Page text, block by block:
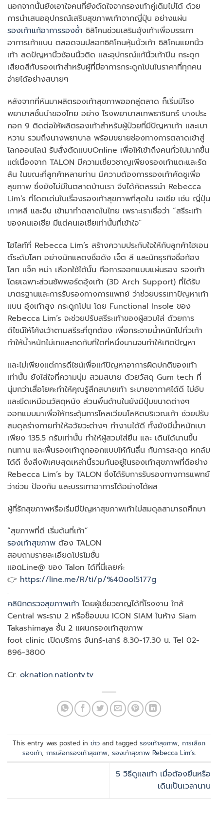
นอกจากนั้นยังเอาใจคนที่ยังตัดใจจากรองเท้าคู่เดิมไม่ได้ ด้วย
การนำเสนออุปกรณ์เสริมสุขภาพเท้าจากญี่ปุ่น อย่างแผ่น
รองเท้าแก้อาการรองช้ำ ซิลิโคนช่วยเสริมอุ้งเท้าเพื่อบรรเทา
อาการเท้าแบน ตลอดจนปลอกซิคิโคนหุ้มนิ้วเท้า ซิลิโคนแยกนิ้ว
เท้า ลดปัญหานิ้วซ้อนนิ้วติด และอุปกรณ์แก้นิ้วเท้าปีน กระดูก
เสียดสีกับรองเท้าสำหรับผู้ที่มีอาการกระดูกโปนในราคาที่ทุกคน
จ่ายได้อย่างสบายๆ
หลังจากที่หันมาผลิตรองเท้าสุขภาพออกสู่ตลาด ก็เริ่มมีโรง
พยาบาลชั้นนำของไทย อย่าง โรงพยาบาลเทพธารินทร์ บางประ
กอก 9 ติดต่อให้ผลิตรองเท้าสำหรับผู้ป่วยที่มีปัญหาเท้า และเบา
หวาน รวมถึงนางพยาบาล พร้อมขยายช่องทางการตลาดเข้าสู่
โลกออนไลน์ รับสั่งตัดแบบOnline เพื่อให้เข้าถึงคนทั่วไปมากขึ้น
แต่เนื่องจาก TALON มีความเชี่ยวชาญเพียงรองเท้าแตะและรัด
ส้น ในขณะที่ลูกค้าหลายท่าน มีความต้องการรองเท้าคัดชูเพื่อ
สุขภาพ ซึ่งยังไม่มีในตลาดบ้านเรา จึงได้คัดสรรนำ Rebecca
Lim’s ที่โดดเด่นในเรื่องรองเท้าสุขภาพที่สุดใน เอเชีย เช่น ญี่ปุ่น
เกาหลี และจีน เข้ามาทำตลาดในไทย เพราะเราเชื่อว่า “สรีระเท้า
ของคนเอเชีย มีแต่คนเอเชียเท่านั้นที่เข้าใจ”
ไฮไลท์ที่ Rebecca Lim’s สร้างความประทับใจให้กับลูกค้าไฮเอน
ด์ระดับโลก อย่างนักแสดงชื่อดัง เจ็ต ลี และนักธุรกิจชื่อก้อง
โลก แจ็ค หม่า เลือกใช้ได้นั้น คือการออกแบบแผ่นรอง รองเท้า
โดยเฉพาะส่วนซัพพอร์ตอุ้งเท้า (3D Arch Support) ที่ได้รับ
มาตรฐานและการรับรองทางการแพทย์ ว่าช่วยบรรเทาปัญหาเท้า
แบน อุ้งเท้าสูง กระดูกโปน โดย Functional Insole ของ
Rebecca Lim’s จะช่วยปรับสรีระเท้าของผู้สวมใส่ ด้วยการ
ดีไซน์ให้โค้งเว้าตามสรีระที่ถูกต้อง เพื่อกระจายน้ำหนักไปทั่วเท้า
ทำให้น้ำหนักไม่เทและกดทับที่ใดที่หนึ่งนานจนทำให้เกิดปัญหา
และไม่เพียงแต่การดีไซน์เพื่อแก้ปัญหาอาการผิดปกติของเท้า
เท่านั้น ยังใส่ใจที่ความนุ่ม สวมสบาย ด้วยวัสดุ Gum tech ที่
นุ่มกว่าเสื่อโยคะทำให้คุณรู้สึกสบายเท้า ระบายอากาศได้ดี ไม่อับ
และยึดเหมือนวัสดุหนัง ส่วนพื้นด้านในยังมีปุ่มขนาดต่างๆ
ออกแบบมาเพื่อให้กระตุ้นการไหลเวียนโลหิตบริเวณเท้า ช่วยปรับ
สมดุลร่างกายทำให้อวัยวะต่างๆ ทำงานได้ดี ทั้งยังมีน้ำหนักเบา
เพียง 135.5 กรัมเท่านั้น ทำให้ผู้สวมใส่ยืน และ เดินได้นานขึ้น
ทนทาน และพื้นรองเท้าถูกออกแบบให้กันลื่น กันการสะดุด หกล้ม
ได้ดี ซึ่งสิ่งพิเศษสุดเหล่านี้รวมกันอยู่ในรองเท้าสุขภาพที่ดีอย่าง
Rebecca Lim’s by TALON ซึ่งได้รับการรับรองทางการแพทย์
ว่าช่วย ป้องกัน และบรรเทาอาการได้อย่างได้ผล
ผู้ที่รักสุขภาพหรือเริ่มมีปัญหาสุขภาพเท้าไม่สมดุลสามารถศึกษา
“สุขภาพที่ดี เริ่มต้นที่เท้า”
รองเท้าสุขภาพ ต้อง TALON
สอบถามรายละเอียดโปรโมชั่น
แอดLine@ ของ Talon ได้ที่นี่เลยค่ะ
👉 https://line.me/R/ti/p/%40ool5177g
.
คลินิกตรวจสุขภาพเท้า โดยผู้เชี่ยวชาญได้ที่โรงงาน ใกล้
Central พระราม 2 หรือช็อบบน ICON SIAM ในห้าง Siam
Takashimaya ชั้น 2 แผนกรองเท้าสุขภาพ
foot clinic เปิดบริการ จันทร์-เสาร์ 8.30-17.30 น. Tel 02-
896-3800
Cr. oknation.nationtv.tv
This entry was posted in ข่าว and tagged รองเท้าสุขภาพ, การเลือก
รองเท้า, การเลือกรองเท้าสุขภาพ, รองเท้าสุขภาพ Rebecca Lim’s.
5 วิธีดูแลเท้า เมื่อต้องยืนหรือ
เดินเป็นเวลานาน